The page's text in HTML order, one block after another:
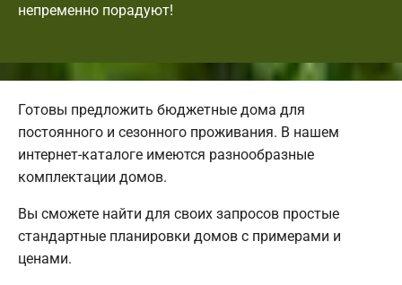
непременно порадуют!
Готовы предложить бюджетные дома для
постоянного и сезонного проживания. В нашем
интернет-каталоге имеются разнообразные
комплектации домов.
Вы сможете найти для своих запросов простые
стандартные планировки домов с примерами и
ценами.